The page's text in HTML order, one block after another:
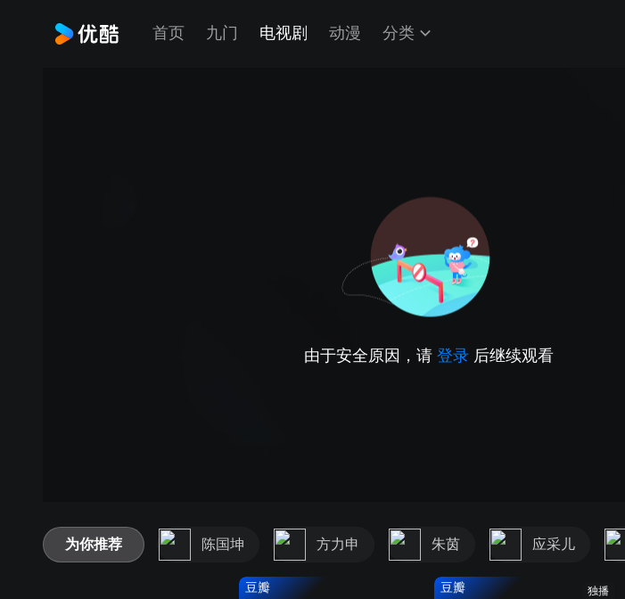
首页 九门 电视剧 动漫 分类
由于安全原因，请 登录 后继续观看
为你推荐 陈国坤 方力申 朱茵 应采儿
豆瓣 独播
豆瓣